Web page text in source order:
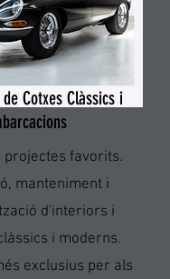
Cotxes Clàssics i
projectes favorits.
manteniment i
d'interiors i
i moderns.
exclusius per als